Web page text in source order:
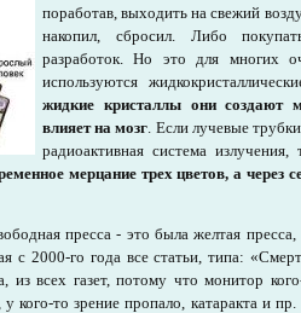
поработав, выходить на свежий
накопил, сбросил. Либо
разработок. Но это для многих
используются
жидкие кристаллы они создают
влияет на мозг. Если лучевые
радиоактивная система
мерцание трех цветов, а через
пресса - это была желтая
с 2000-го года все статьи, типа:
из всех газет, потому что монитор
кого-то зрение пропало, катаракта и